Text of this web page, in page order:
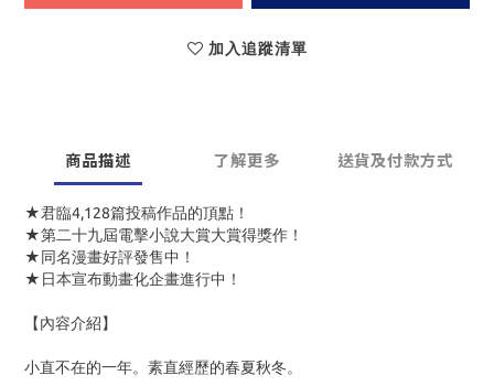
加入追蹤清單
商品描述 了解更多 送貨及付款方式
★君臨4,128篇投稿作品的頂點！
★第二十九屆電擊小說大賞大賞得獎作！
★同名漫畫好評發售中！
★日本宣布動畫化企畫進行中！
【內容介紹】
小直不在的一年。素直經歷的春夏秋冬。